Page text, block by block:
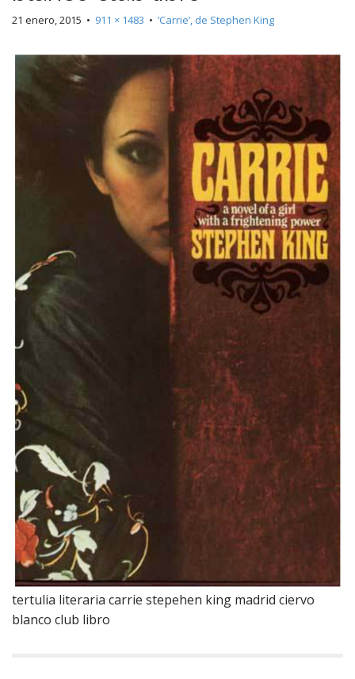
21 enero, 2015 • 911 × 1483 • ‘Carrie’, de Stephen King
tertulia literaria carrie stepehen king madrid ciervo
blanco club libro